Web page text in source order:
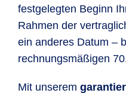
festgelegten Beginn
Rahmen der
ein anderes Datum –
rechnungsmäßigen
Mit unserem